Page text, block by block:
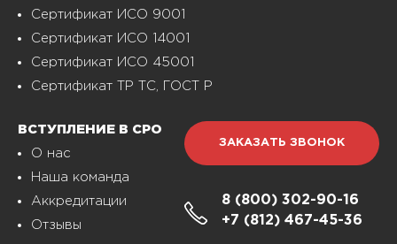
Сертификат ИСО 9001
Сертификат ИСО 14001
Сертификат ИСО 45001
Сертификат ТР ТС, ГОСТ Р
ВСТУПЛЕНИЕ В СРО
О нас
Наша команда
Аккредитации
Отзывы
ЗАКАЗАТЬ ЗВОНОК
8 (800) 302-90-16
+7 (812) 467-45-36